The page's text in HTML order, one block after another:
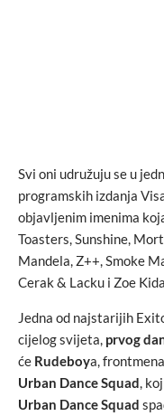
Svi oni udružuju se u
programskih izdanja
objavljenim imenima
Toasters, Sunshine,
Mandela, Z++, Smoke
Cerak & Lacku i Zoe
Jedna od najstarijih
cijelog svijeta, prvog
će Rudeboya,
Urban Dance Squad,
Urban Dance Squad